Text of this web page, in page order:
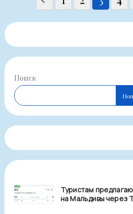
записей
Поиск
Туристам
на Мальдивы через